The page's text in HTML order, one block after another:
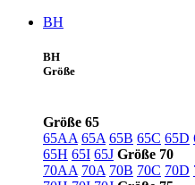
BH
BH
Größe
Größe 65
65AA 65A 65B 65C 65D
65H 65I 65J Größe 70
70AA 70A 70B 70C 70D